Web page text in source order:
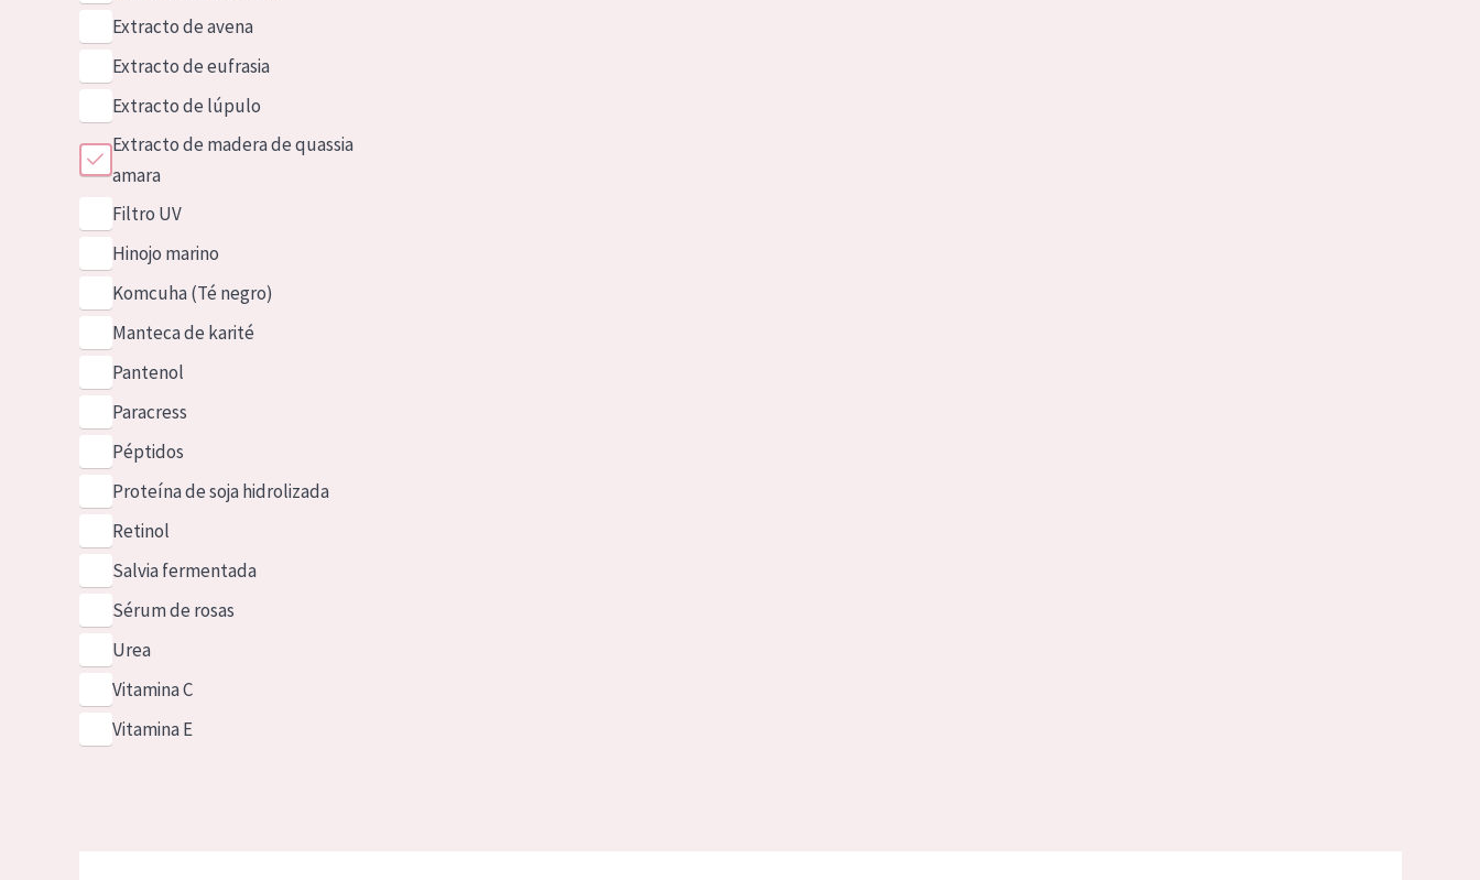
Extracto de avena
Extracto de eufrasia
Extracto de lúpulo
Extracto de madera de quassia
amara
Filtro UV
Hinojo marino
Komcuha (Té negro)
Manteca de karité
Pantenol
Paracress
Péptidos
Proteína de soja hidrolizada
Retinol
Salvia fermentada
Sérum de rosas
Urea
Vitamina C
Vitamina E